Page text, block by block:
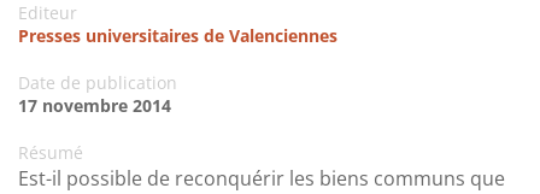
Editeur
Presses universitaires de Valenciennes
Date de publication
17 novembre 2014
Résumé
Est-il possible de reconquérir les biens communs que